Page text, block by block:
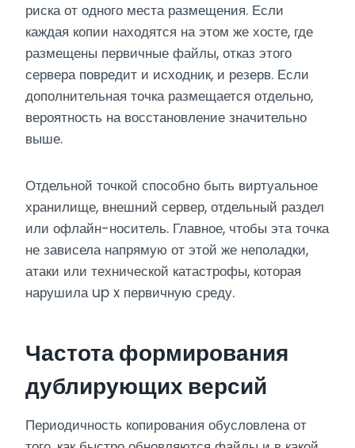
риска от одного места размещения. Если
каждая копии находятся на этом же хосте, где
размещены первичные файлы, отказ этого
сервера повредит и исходник, и резерв. Если
дополнительная точка размещается отдельно,
вероятность на восстановление значительно
выше.
Отдельной точкой способно быть виртуальное
хранилище, внешний сервер, отдельный раздел
или офлайн-носитель. Главное, чтобы эта точка
не зависела напрямую от этой же неполадки,
атаки или технической катастрофы, которая
нарушила up x первичную среду.
Частота формирования
дублирующих версий
Периодичность копирования обусловлена от